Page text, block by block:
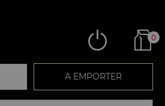
0
A EMPORTER